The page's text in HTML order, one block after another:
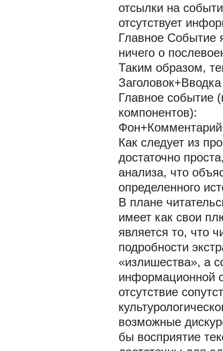
отсылки на
отсутствует
Главное Событие
ничего о
Таким образом,
Заголовок+Вводка
Главное событие
компонентов):
Как следует из
достаточно
анализа, что
определенного
В плане
имеет как свои
является то, что
подробности
«излишества», а
информационной
отсутствие
возможные
бы восприятие